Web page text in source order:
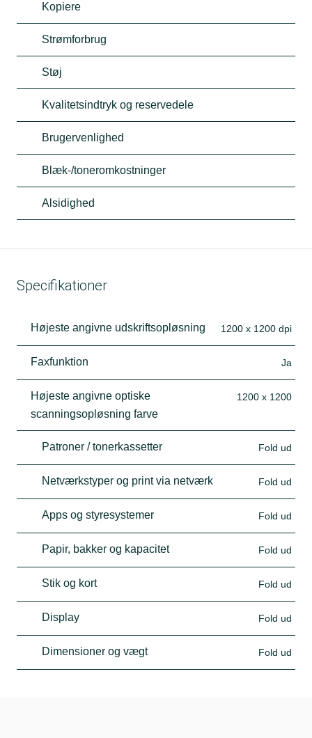
Kopiere
Strømforbrug
Støj
Kvalitetsindtryk og reservedele
Brugervenlighed
Blæk-/toneromkostninger
Alsidighed
Specifikationer
Højeste angivne udskriftsopløsning 1200 x 1200 dpi
Faxfunktion Ja
Højeste angivne optiske
scanningsopløsning farve
1200 x 1200
Patroner / tonerkassetter Fold ud
Netværkstyper og print via netværk Fold ud
Apps og styresystemer Fold ud
Papir, bakker og kapacitet Fold ud
Stik og kort Fold ud
Display Fold ud
Dimensioner og vægt Fold ud